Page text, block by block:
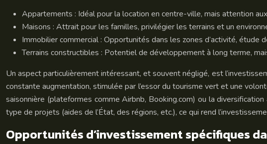
Appartements : Idéal pour la location en centre-ville, mais attention
Maisons : Attrait pour les familles, privilégier les terrains et un
Immobilier commercial : Opportunités dans les zones d’activité, étude
Terrains constructibles : Potentiel de développement à long terme,
Un aspect particulièrement intéressant, et souvent négligé, est
constante augmentation, stimulée par l’essor du tourisme vert et une
saisonnière (plateformes comme Airbnb, Booking.com) ou la
type de projets (aides de l’État, des régions, etc.), ce qui rend
Opportunités d’investissement spécifiques